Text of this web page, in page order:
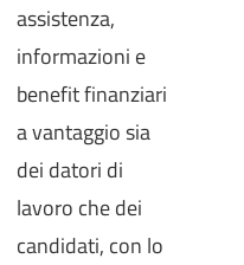
assistenza,
informazioni e
benefit finanziari
a vantaggio sia
dei datori di
lavoro che dei
candidati, con lo